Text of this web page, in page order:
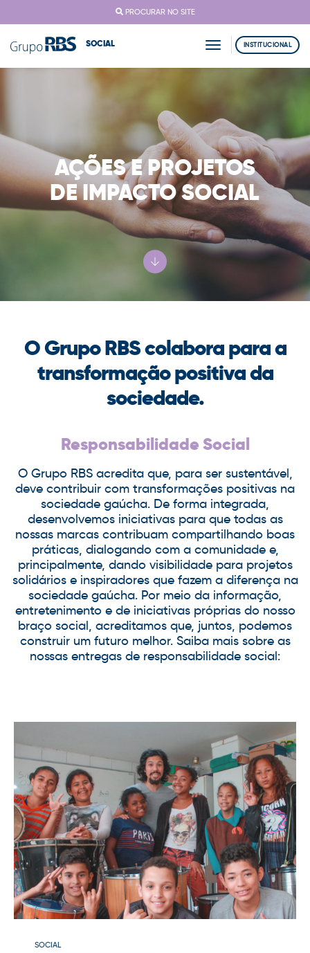
PROCURAR NO SITE
SOCIAL toggle navigation
INSTITUCIONAL
AÇÕES E PROJETOS
DE IMPACTO SOCIAL
O Grupo RBS colabora para a
transformação positiva da
sociedade.
Responsabilidade Social
O Grupo RBS acredita que, para ser sustentável,
deve contribuir com transformações positivas na
sociedade gaúcha. De forma integrada,
desenvolvemos iniciativas para que todas as
nossas marcas contribuam compartilhando boas
práticas, dialogando com a comunidade e,
principalmente, dando visibilidade para projetos
solidários e inspiradores que fazem a diferença na
sociedade gaúcha. Por meio da informação,
entretenimento e de iniciativas próprias do nosso
braço social, acreditamos que, juntos, podemos
construir um futuro melhor. Saiba mais sobre as
nossas entregas de responsabilidade social:
SOCIAL